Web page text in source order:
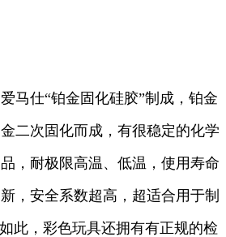
马仕“铂金固化硅胶”制成，铂金
二次固化而成，有很稳定的化学
，耐极限高温、低温，使用寿命
，安全系数超高，超适合用于制
此，彩色玩具还拥有有正规的检